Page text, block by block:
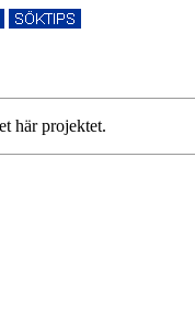
här projektet.